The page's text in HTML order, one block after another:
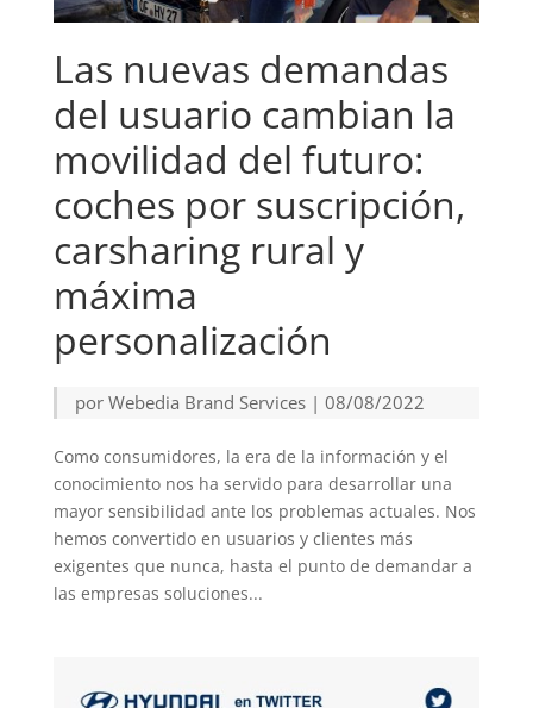
Las nuevas demandas
del usuario cambian la
movilidad del futuro:
coches por suscripción,
carsharing rural y
máxima
personalización
por Webedia Brand Services| 08/08/2022
Como consumidores, la era de la información y el
conocimiento nos ha servido para desarrollar una
mayor sensibilidad ante los problemas actuales. Nos
hemos convertido en usuarios y clientes más
exigentes que nunca, hasta el punto de demandar a
las empresas soluciones...